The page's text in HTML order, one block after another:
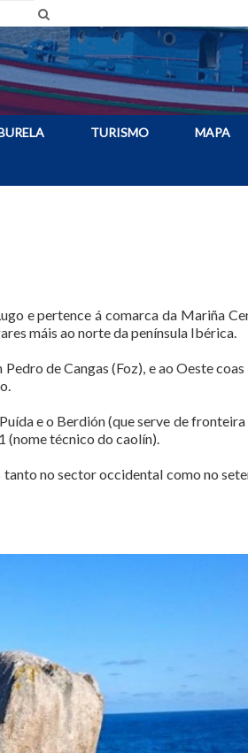
TURISMO MAPA
e pertence á comarca da Mariña
máis ao norte da península Ibérica.
de Cangas (Foz), e ao Oeste
e o Berdión (que serve de
(nome técnico do caolín).
no sector occidental como no